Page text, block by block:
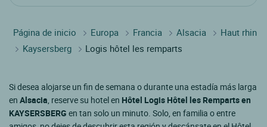
Página de inicio Europa Francia Alsacia
Haut rhin
Kaysersberg
Logis hôtel les remparts
Si desea alojarse un fin de semana o durante una estadía más larga
en Alsacia, reserve su hotel en Hôtel Logis Hôtel les Remparts en
KAYSERSBERG en tan solo un minuto. Solo, en familia o entre